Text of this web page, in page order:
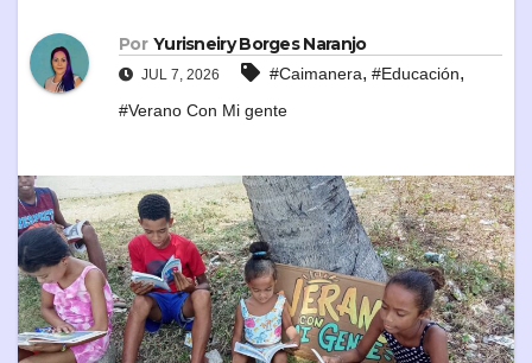
Por Yurisneiry Borges Naranjo
JUL 7, 2026 #Caimanera, #Educación,
#Verano Con Mi gente